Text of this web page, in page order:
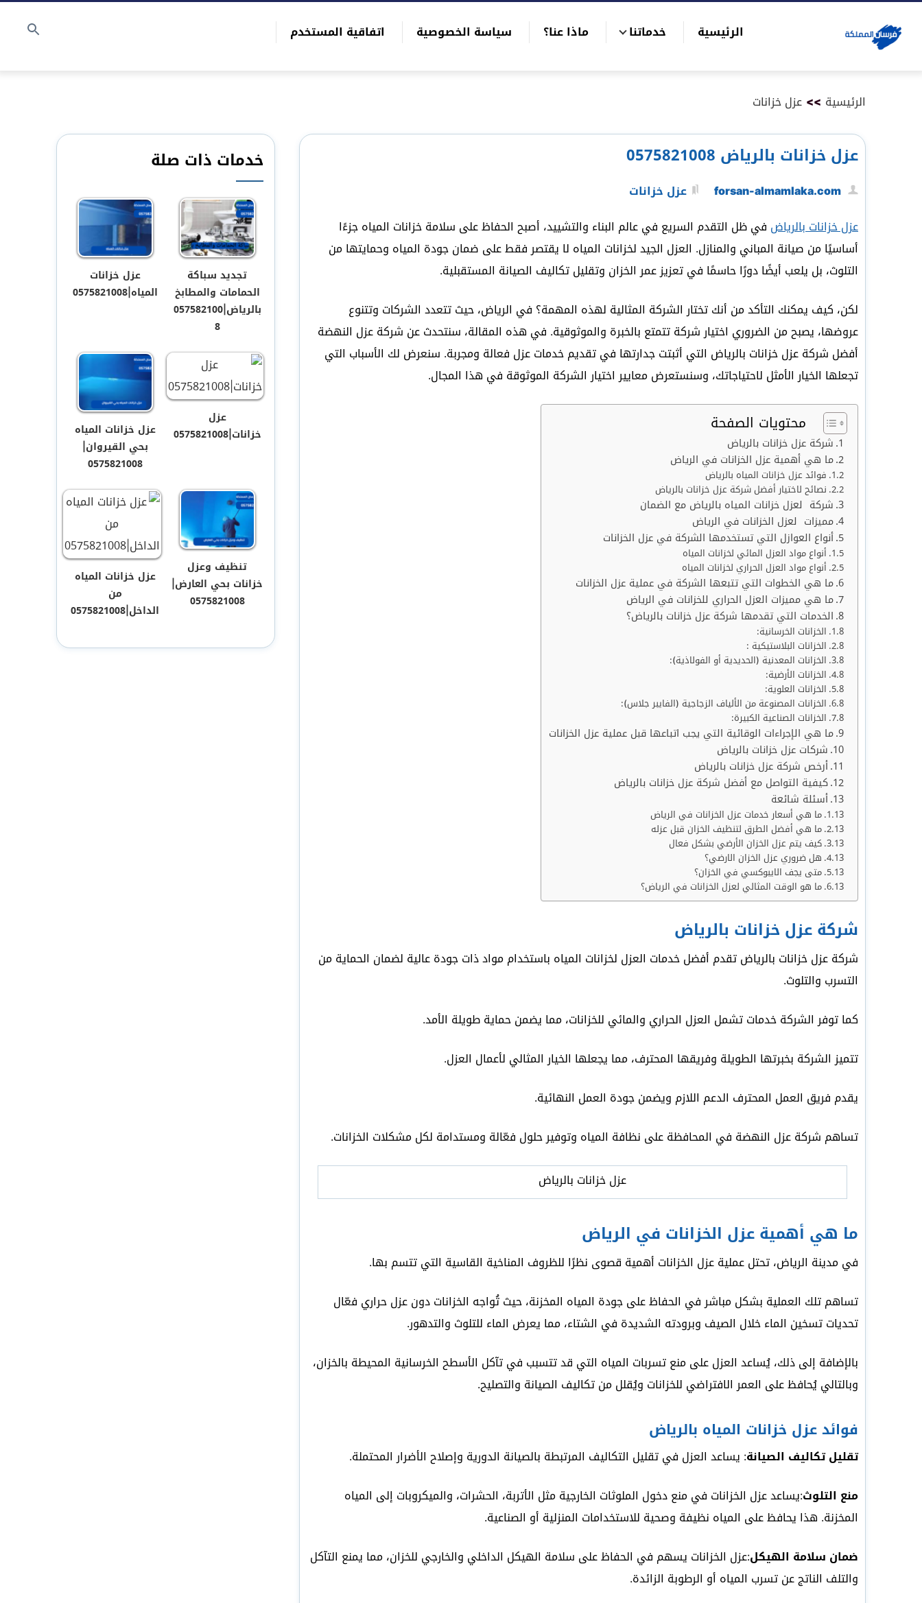
المحتوى
الرئيسية خدماتنا ماذا عنا؟ سياسة الخصوصية اتفاقية المستخدم
الرئيسية >> عزل خزانات
عزل خزانات بالرياض 0575821008
forsan-almamlaka.com
عزل خزانات
عزل خزانات بالرياض في ظل التقدم السريع في عالم البناء والتشييد، أصبح الحفاظ على سلامة خزانات المياه جزءًا
أساسيًا من صيانة المباني والمنازل. العزل الجيد لخزانات المياه لا يقتصر فقط على ضمان جودة المياه وحمايتها من
التلوث، بل يلعب أيضًا دورًا حاسمًا في تعزيز عمر الخزان وتقليل تكاليف الصيانة المستقبلية.
لكن، كيف يمكنك التأكد من أنك تختار الشركة المثالية لهذه المهمة؟ في الرياض، حيث تتعدد الشركات وتتنوع
عروضها، يصبح من الضروري اختيار شركة تتمتع بالخبرة والموثوقية. في هذه المقالة، سنتحدث عن شركة عزل النهضة
أفضل شركة عزل خزانات بالرياض التي أثبتت جدارتها في تقديم خدمات عزل فعالة ومجربة. سنعرض لك الأسباب التي
تجعلها الخيار الأمثل لاحتياجاتك، وسنستعرض معايير اختيار الشركة الموثوقة في هذا المجال.
محتويات الصفحة
شركة عزل خزانات بالرياض
ما هي أهمية عزل الخزانات في الرياض
فوائد عزل خزانات المياه بالرياض
نصائح لاختيار أفضل شركة عزل خزانات بالرياض
شركة لعزل خزانات المياه بالرياض مع الضمان
مميزات لعزل الخزانات في الرياض
أنواع العوازل التي تستخدمها الشركة في عزل الخزانات
أنواع مواد العزل المائي لخزانات المياه
أنواع مواد العزل الحراري لخزانات المياه
ما هي الخطوات التي تتبعها الشركة في عملية عزل الخزانات
ما هي مميزات العزل الحراري للخزانات في الرياض
الخدمات التي تقدمها شركة عزل خزانات بالرياض؟
الخزانات الخرسانية:
الخزانات البلاستيكية :
الخزانات المعدنية (الحديدية أو الفولاذية):
الخزانات الأرضية:
الخزانات العلوية:
الخزانات المصنوعة من الألياف الزجاجية (الفايبر جلاس):
الخزانات الصناعية الكبيرة:
ما هي الإجراءات الوقائية التي يجب اتباعها قبل عملية عزل الخزانات
شركات عزل خزانات بالرياض
أرخص شركة عزل خزانات بالرياض
كيفية التواصل مع أفضل شركة عزل خزانات بالرياض
أسئلة شائعة
ما هي أسعار خدمات عزل الخزانات في الرياض
ما هي أفضل الطرق لتنظيف الخزان قبل عزله
كيف يتم عزل الخزان الأرضي بشكل فعال
هل ضروري عزل الخزان الارضي؟
متى يجف الايبوكسي في الخزان؟
ما هو الوقت المثالي لعزل الخزانات في الرياض؟
شركة عزل خزانات بالرياض
شركة عزل خزانات بالرياض تقدم أفضل خدمات العزل لخزانات المياه باستخدام مواد ذات جودة عالية لضمان الحماية من
التسرب والتلوث.
كما توفر الشركة خدمات تشمل العزل الحراري والمائي للخزانات، مما يضمن حماية طويلة الأمد.
تتميز الشركة بخبرتها الطويلة وفريقها المحترف، مما يجعلها الخيار المثالي لأعمال العزل.
يقدم فريق العمل المحترف الدعم اللازم ويضمن جودة العمل النهائية.
تساهم شركة عزل النهضة في المحافظة على نظافة المياه وتوفير حلول فعّالة ومستدامة لكل مشكلات الخزانات.
عزل خزانات بالرياض
ما هي أهمية عزل الخزانات في الرياض
في مدينة الرياض، تحتل عملية عزل الخزانات أهمية قصوى نظرًا للظروف المناخية القاسية التي تتسم بها.
تساهم تلك العملية بشكل مباشر في الحفاظ على جودة المياه المخزنة، حيث تُواجه الخزانات دون عزل حراري فعّال
تحديات تسخين الماء خلال الصيف وبرودته الشديدة في الشتاء، مما يعرض الماء للتلوث والتدهور.
بالإضافة إلى ذلك، يُساعد العزل على منع تسربات المياه التي قد تتسبب في تآكل الأسطح الخرسانية المحيطة بالخزان،
وبالتالي يُحافظ على العمر الافتراضي للخزانات ويُقلل من تكاليف الصيانة والتصليح.
فوائد عزل خزانات المياه بالرياض
تقليل تكاليف الصيانة: يساعد العزل في تقليل التكاليف المرتبطة بالصيانة الدورية وإصلاح الأضرار المحتملة.
منع التلوث:يساعد عزل الخزانات في منع دخول الملوثات الخارجية مثل الأتربة، الحشرات، والميكروبات إلى المياه
المخزنة. هذا يحافظ على المياه نظيفة وصحية للاستخدامات المنزلية أو الصناعية.
ضمان سلامة الهيكل:عزل الخزانات يسهم في الحفاظ على سلامة الهيكل الداخلي والخارجي للخزان، مما يمنع التآكل
والتلف الناتج عن تسرب المياه أو الرطوبة الزائدة.
خدمات ذات صلة
تجديد سباكة
الحمامات والمطابخ
بالرياض|057582100
8
عزل خزانات
المياه|0575821008
عزل
خزانات|0575821008
عزل خزانات المياه
بحي القيروان|
0575821008
تنظيف وعزل
خزانات بحي العارض|
0575821008
عزل خزانات المياه
من
الداخل|0575821008